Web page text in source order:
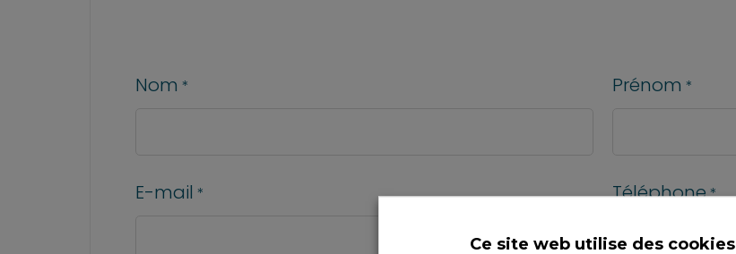
Nom * Prénom *
E-mail * Téléphone*
Ce site web utilise des cookies